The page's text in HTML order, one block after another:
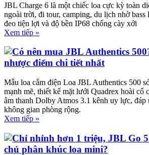
JBL Charge 6 là một chiếc loa cực kỳ toàn
ngoài trời, đi tour, camping, du lịch nhờ bass
đeo tiện lợi và độ bền IP68 chống cày xới
Xem tiếp »
Có nên mua JBL Authentics
nhược điểm chi tiết nhất
Mẫu loa cắm điện Loa JBL Authentics 500
mạnh mẽ, thiết kế mặt lưới Quadrex hoài cổ
âm thanh Dolby Atmos 3.1 kênh uy lực, đáp
không gian phòng rộng.
Xem tiếp »
Chỉ nhỉnh hơn 1 triệu, JBL Go 5
chủ phân khúc loa mini?